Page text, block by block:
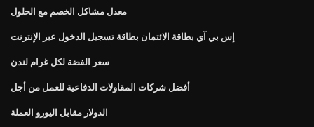
معدل مشاكل الخصم مع الحلول
إس بي آي بطاقة الائتمان بطاقة تسجيل الدخول عبر الإنترنت
سعر الفضة لكل غرام لندن
أفضل شركات المقاولات الدفاعية للعمل من أجل
الدولار مقابل اليورو العملة